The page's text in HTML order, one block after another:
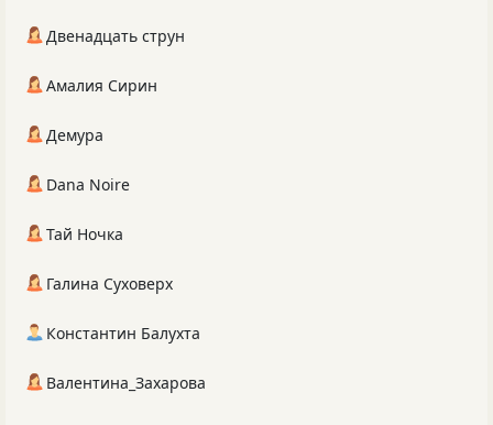
Двенадцать струн
Амалия Сирин
Демура
Dana Noire
Тай Ночка
Галина Суховерх
Константин Балухта
Валентина_Захарова